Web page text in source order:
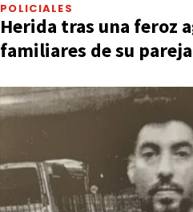
POLICIALES
Herida tras una feroz
familiares de su pareja